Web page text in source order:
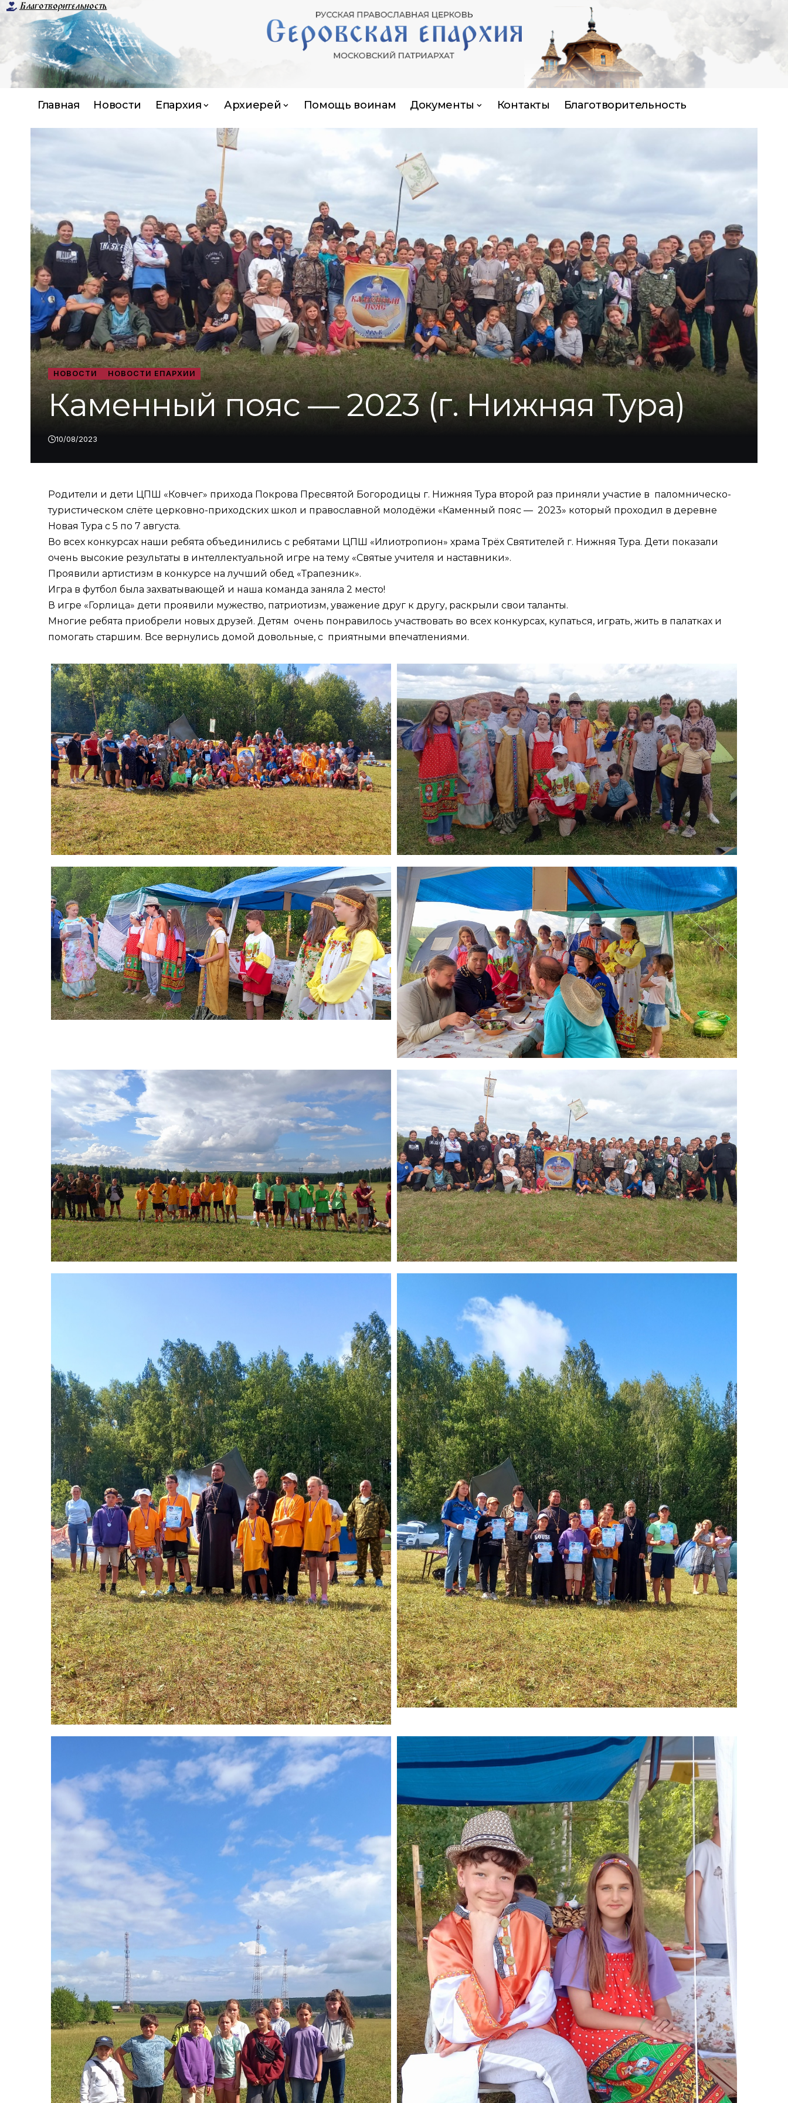
Благотворительность
Главная Новости Епархия Архиерей Помощь воинам Документы Контакты Благотворительность
НОВОСТИ НОВОСТИ ЕПАРХИИ
Каменный пояс — 2023 (г. Нижняя Тура)
10/08/2023
Родители и дети ЦПШ «Ковчег» прихода Покрова Пресвятой Богородицы г. Нижняя Тура второй раз приняли участие в паломническо-
туристическом слёте церковно-приходских школ и православной молодёжи «Каменный пояс — 2023» который проходил в деревне
Новая Тура с 5 по 7 августа.
Во всех конкурсах наши ребята объединились с ребятами ЦПШ «Илиотропион» храма Трёх Святителей г. Нижняя Тура. Дети показали
очень высокие результаты в интеллектуальной игре на тему «Святые учителя и наставники».
Проявили артистизм в конкурсе на лучший обед «Трапезник».
Игра в футбол была захватывающей и наша команда заняла 2 место!
В игре «Горлица» дети проявили мужество, патриотизм, уважение друг к другу, раскрыли свои таланты.
Многие ребята приобрели новых друзей. Детям очень понравилось участвовать во всех конкурсах, купаться, играть, жить в палатках и
помогать старшим. Все вернулись домой довольные, с приятными впечатлениями.